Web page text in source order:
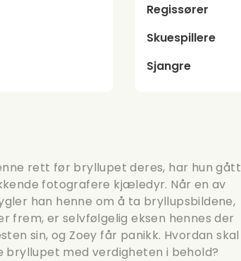
Regissører
Skuespillere
Sjangre
rett før bryllupet deres, har hun gått
fotografere kjæledyr. Når en av
han henne om å ta bryllupsbildene,
frem, er selvfølgelig eksen hennes der
sin, og Zoey får panikk. Hvordan skal
bryllupet med verdigheten i behold?